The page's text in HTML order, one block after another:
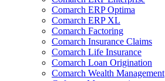
Comarch ERP Optima
Comarch ERP XL
Comarch Factoring
Comarch Insurance Claims
Comarch Life Insurance
Comarch Loan Origination
Comarch Wealth Management